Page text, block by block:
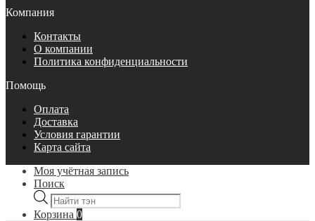
Компания
Контакты
О компании
Политика конфиденциальности
Помощь
Оплата
Доставка
Условия гарантии
Карта сайта
Моя учётная запись
Поиск
Поиск
товаров
Корзина 0